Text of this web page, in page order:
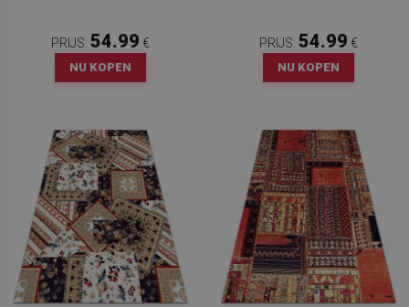
PRIJS: 54.99 €
NU KOPEN
PRIJS: 54.99 €
NU KOPEN